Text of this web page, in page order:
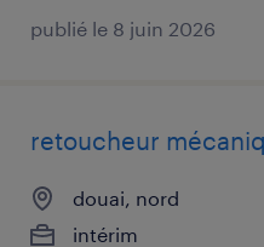
publié le 8 juin 2026
retoucheur
douai, nord
intérim